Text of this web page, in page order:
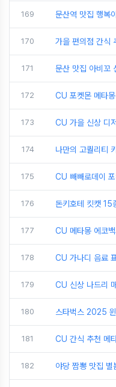
169 문산역 맛집 행복
170 가을 편의점 간식
171 문산 맛집 아비꼬
172 CU 포켓몬 메타
173 CU 가을 신상 디
174 나만의 고퀄리티
175 CU 빼빼로데이
176 돈키호테 킷캣 15
177 CU 메타몽 에코
178 CU 가나디 음료
179 CU 신상 나드리
180 스타벅스 2025
181 CU 간식 추천 메
182 야당 짬뽕 맛집 별